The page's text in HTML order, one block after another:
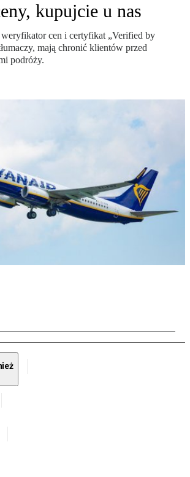
kupujcie u nas
cen i certyfikat „Verified by
mają chronić klientów przed
podróży.